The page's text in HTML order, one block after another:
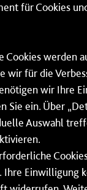
bis 7 und ab 18
an ein
weitergeleitet.
zum Fahrplan
für Cookies
Cookies werden
wir für die
wir Ihre
Sie ein. Über
Auswahl
Ihre Einwilligung